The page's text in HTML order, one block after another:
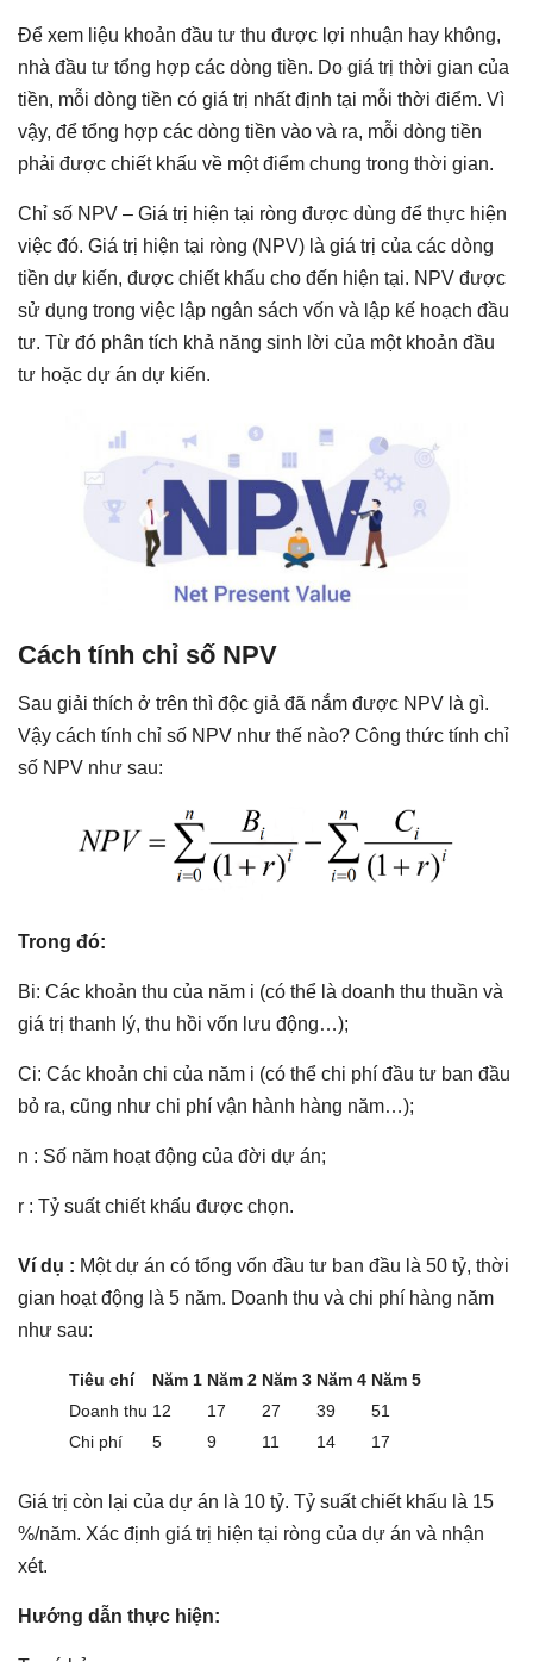
Để xem liệu khoản đầu tư thu được lợi nhuận hay không,
nhà đầu tư tổng hợp các dòng tiền. Do giá trị thời gian của
tiền, mỗi dòng tiền có giá trị nhất định tại mỗi thời điểm. Vì
vậy, để tổng hợp các dòng tiền vào và ra, mỗi dòng tiền
phải được chiết khấu về một điểm chung trong thời gian.
Chỉ số NPV – Giá trị hiện tại ròng được dùng để thực hiện
việc đó. Giá trị hiện tại ròng (NPV) là giá trị của các dòng
tiền dự kiến, được chiết khấu cho đến hiện tại. NPV được
sử dụng trong việc lập ngân sách vốn và lập kế hoạch đầu
tư. Từ đó phân tích khả năng sinh lời của một khoản đầu
tư hoặc dự án dự kiến.
Cách tính chỉ số NPV
Sau giải thích ở trên thì độc giả đã nắm được NPV là gì.
Vậy cách tính chỉ số NPV như thế nào? Công thức tính chỉ
số NPV như sau:
Trong đó:
Bi: Các khoản thu của năm i (có thể là doanh thu thuần và
giá trị thanh lý, thu hồi vốn lưu động…);
Ci: Các khoản chi của năm i (có thể chi phí đầu tư ban đầu
bỏ ra, cũng như chi phí vận hành hàng năm…);
n : Số năm hoạt động của đời dự án;
r : Tỷ suất chiết khấu được chọn.
Ví dụ : Một dự án có tổng vốn đầu tư ban đầu là 50 tỷ, thời
gian hoạt động là 5 năm. Doanh thu và chi phí hàng năm
như sau:
Tiêu chí Năm 1 Năm 2 Năm 3 Năm 4 Năm 5
Doanh thu 12 17 27 39
51
Chi phí
5 9 11 14 17
Giá trị còn lại của dự án là 10 tỷ. Tỷ suất chiết khấu là 15
%/năm. Xác định giá trị hiện tại ròng của dự án và nhận
xét.
Hướng dẫn thực hiện: